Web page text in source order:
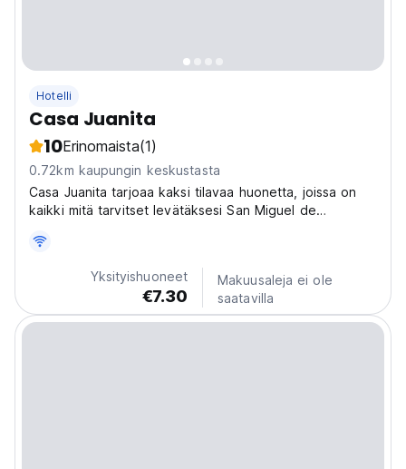
Hotelli
Casa Juanita
10Erinomaista(1)
0.72km kaupungin keskustasta
Casa Juanita tarjoaa kaksi tilavaa huonetta, joissa on
kaikki mitä tarvitset levätäksesi San Miguel de
Yksityishuoneet
€7.30
Makuusaleja ei ole
saatavilla